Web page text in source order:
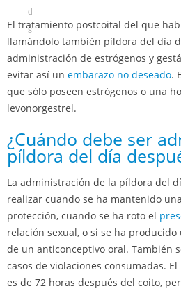
d
s
El tratamiento postcoital del que
llamándolo también píldora del día
administración de estrógenos y
evitar así un embarazo no deseado.
que sólo poseen estrógenos o una
levonorgestrel.
¿Cuándo debe ser
píldora del día
La administración de la píldora del
realizar cuando se ha mantenido
protección, cuando se ha roto el
relación sexual, o si se ha
de un anticonceptivo oral. También
casos de violaciones consumadas.
es de 72 horas después del coito,